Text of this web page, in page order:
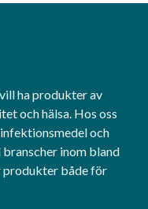
ha produkter av
och hälsa. Hos oss
och
inom bland
produkter både för